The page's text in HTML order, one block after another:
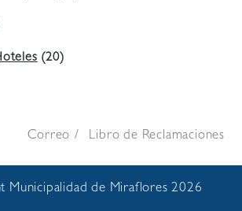
(20)
Correo Libro de Reclamaciones
Municipalidad de Miraflores 2026